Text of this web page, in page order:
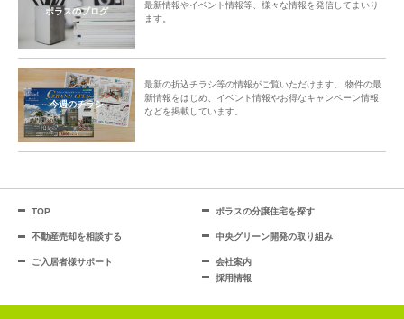
ポラスのブログ
最新情報やイベント情報等、様々な情報を発信してまいり
ます。
今週のチラシ
最新の折込チラシ等の情報がご覧いただけます。 物件の最
新情報をはじめ、イベント情報やお得なキャンペーン情報
などを掲載しています。
TOP ポラスの分譲住宅を探す
不動産売却を相談する 中央グリーン開発の取り組み
ご入居者様サポート
会社案内
採用情報